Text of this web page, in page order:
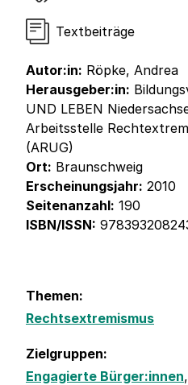
Textbeiträge
Autor:in: Röpke, Andrea
Herausgeber:in:
UND LEBEN
Arbeitsstelle
(ARUG)
Ort: Braunschweig
Erscheinungsjahr: 2010
Seitenanzahl: 190
ISBN/ISSN:
Themen:
Rechtsextremismus
Zielgruppen:
Engagierte Bürger:innen,